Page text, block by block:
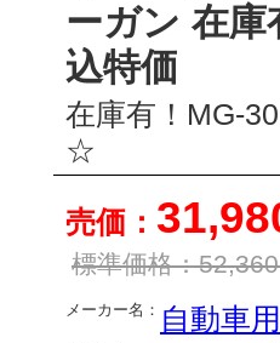
ーガン 在庫
込特価
在庫有！MG-
☆
売価：
標準価格：52,360
メーカー名： 自動車